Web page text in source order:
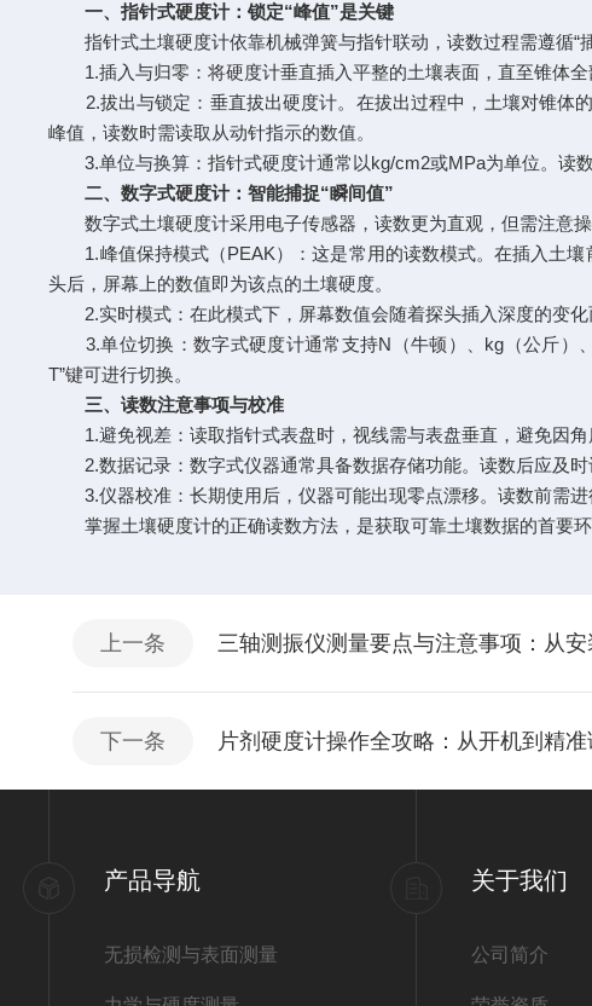
一、指针式硬度计：锁定“峰值”是关键
指针式土壤硬度计依靠机械弹簧与指针联动，读数过程需遵循“插
1.插入与归零：将硬度计垂直插入平整的土壤表面，直至锥体全
2.拔出与锁定：垂直拔出硬度计。在拔出过程中，土壤对锥体的
峰值，读数时需读取从动针指示的数值。
3.单位与换算：指针式硬度计通常以kg/cm2或MPa为单位。读数
二、数字式硬度计：智能捕捉“瞬间值”
数字式土壤硬度计采用电子传感器，读数更为直观，但需注意操
1.峰值保持模式（PEAK）：这是常用的读数模式。在插入土壤
头后，屏幕上的数值即为该点的土壤硬度。
2.实时模式：在此模式下，屏幕数值会随着探头插入深度的变化
3.单位切换：数字式硬度计通常支持N（牛顿）、kg（公斤）
T”键可进行切换。
三、读数注意事项与校准
1.避免视差：读取指针式表盘时，视线需与表盘垂直，避免因角
2.数据记录：数字式仪器通常具备数据存储功能。读数后应及时
3.仪器校准：长期使用后，仪器可能出现零点漂移。读数前需进
掌握土壤硬度计的正确读数方法，是获取可靠土壤数据的首要环
上一条 三轴测振仪测量要点与注意事项：从
下一条 片剂硬度计操作全攻略：从开机到精准
产品导航
无损检测与表面测量
关于我们
公司简介